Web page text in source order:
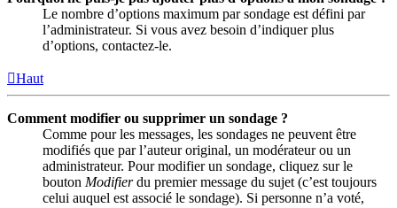
Le nombre d’options maximum par sondage est défini par
l’administrateur. Si vous avez besoin d’indiquer plus
d’options, contactez-le.
Haut
Comment modifier ou supprimer un sondage ?
Comme pour les messages, les sondages ne peuvent être
modifiés que par l’auteur original, un modérateur ou un
administrateur. Pour modifier un sondage, cliquez sur le
bouton Modifierdu premier message du sujet (c’est toujours
celui auquel est associé le sondage). Si personne n’a voté,